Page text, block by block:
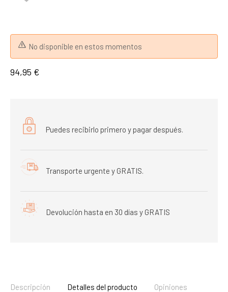
No disponible en estos momentos
94,95 €
Puedes recibirlo primero y pagar después.
Transporte urgente y GRATIS.
Devolución hasta en 30 días y GRATIS
Descripción Detalles del producto Opiniones